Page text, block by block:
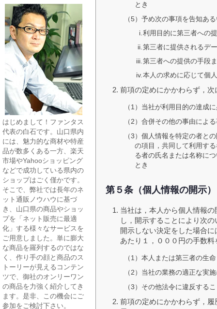
はじめまして！ファンタス
代表の白石です。山口県内
には、魅力的な商材や特産
品が数多くある一方、楽天
市場やYahooショッピング
などで成功している県内の
ショップはごく僅かです。
そこで、弊社では長年のネ
ット通販ノウハウに基づ
き、山口県の商品やショッ
プを「ネット販売に最適
化」する様々なサービスを
ご用意しました。単に膨大
な商品を羅列するのではな
く、作り手の顔と商品のス
トーリーが見えるコンテン
ツで、御社のオンリーワン
の商品を力強く紹介してき
ます。是非、この機会にご
参加をご検討下さい。
とき
（5）予め次の事項を告知あ
利用目的に第三者への
第三者に提供されるデ
第三者への提供の手段
本人の求めに応じて個
前項の定めにかかわらず，
（1）当社が利用目的の達成
（2）合併その他の事由によ
（3）個人情報を特定の者と
の項目，共同して利用す
る者の氏名または名称に
とき
第５条（個人情報の開示）
当社は，本人から個人情報
し，開示することにより次
開示しない決定をした場合
あたり１，０００円の手数
（1）本人または第三者の生
（2）当社の業務の適正な実
（3）その他法令に違反する
前項の定めにかかわらず，